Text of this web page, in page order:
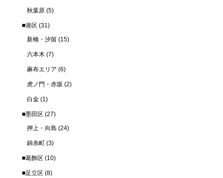
秋葉原 (5)
■港区 (31)
新橋・汐留 (15)
六本木 (7)
麻布エリア (6)
虎ノ門・赤坂 (2)
白金 (1)
■墨田区 (27)
押上・向島 (24)
錦糸町 (3)
■葛飾区 (10)
■足立区 (8)